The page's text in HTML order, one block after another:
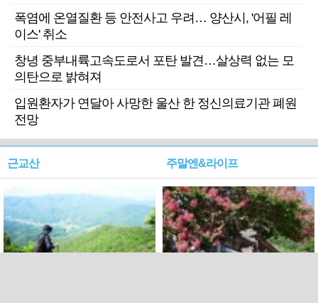
폭염에 온열질환 등 안전사고 우려… 양산시, '어필 레
이스' 취소
창녕 중부내륙고속도로서 포탄 발견…살상력 없는 모
의탄으로 밝혀져
입원환자가 연달아 사망한 울산 한 정신의료기관 폐원
전망
근교산 주말엔&라이프